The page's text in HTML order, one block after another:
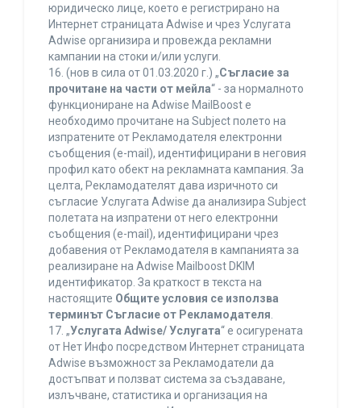
юридическо лице, което е регистрирано на
Интернет страницата Adwise и чрез Услугата
Adwise организира и провежда рекламни
кампании на стоки и/или услуги.
16. (нов в сила от 01.03.2020 г.) „Съгласие за
прочитане на части от мейла“ - за нормалното
функциониране на Adwise MailBoost е
необходимо прочитане на Subject полето на
изпратените от Рекламодателя електронни
съобщения (e-mail), идентифицирани в неговия
профил като обект на рекламната кампания. За
целта, Рекламодателят дава изричното си
съгласие Услугата Adwise да анализира Subject
полетата на изпратени от него електронни
съобщения (e-mail), идентифицирани чрез
добавения от Рекламодателя в кампанията за
реализиране на Adwise Mailboost DKIM
идентификатор. За краткост в текста на
настоящите Общите условия се използва
терминът Съгласие от Рекламодателя.
17. „Услугата Adwise/ Услугата“ е осигурената
от Нет Инфо посредством Интернет страницата
Adwise възможност за Рекламодатели да
достъпват и ползват система за създаване,
излъчване, статистика и организация на